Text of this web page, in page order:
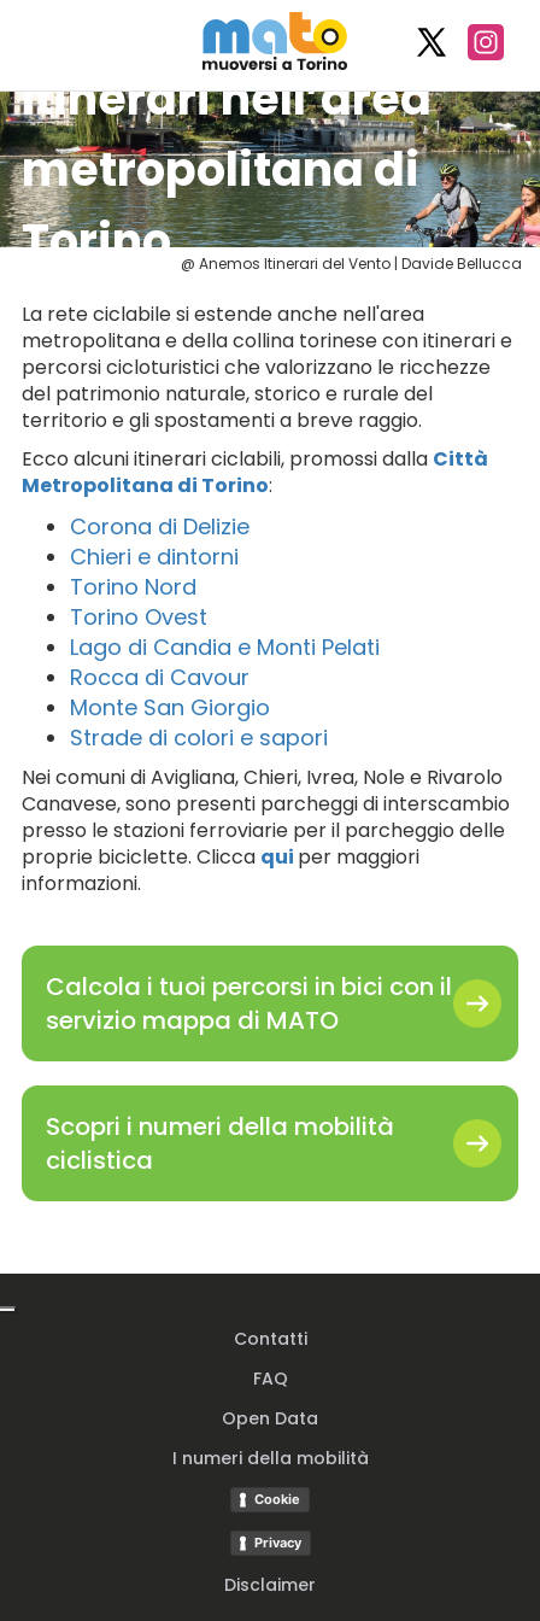
Itinerari nell’area
metropolitana di
Torino
La rete ciclabile si estende anche nell'area
metropolitana e della collina torinese con itinerari e
percorsi cicloturistici che valorizzano le ricchezze
del patrimonio naturale, storico e rurale del
territorio e gli spostamenti a breve raggio.
Ecco alcuni itinerari ciclabili, promossi dalla Città
Metropolitana di Torino:
Corona di Delizie
Chieri e dintorni
Torino Nord
Torino Ovest
Lago di Candia e Monti Pelati
Rocca di Cavour
Monte San Giorgio
Strade di colori e sapori
Nei comuni di Avigliana, Chieri, Ivrea, Nole e Rivarolo
Canavese, sono presenti parcheggi di interscambio
presso le stazioni ferroviarie per il parcheggio delle
proprie biciclette. Clicca qui per maggiori
informazioni.
Calcola i tuoi percorsi in bici con il
servizio mappa di MATO
Scopri i numeri della mobilità
ciclistica
@ Anemos Itinerari del Vento | Davide Bellucca
Contatti
FAQ
Open Data
I numeri della mobilità
Cookie
Privacy
Disclaimer